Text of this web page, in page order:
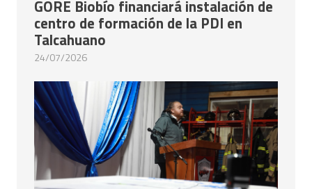
GORE Biobío financiará instalación de
centro de formación de la PDI en
Talcahuano
24/07/2026